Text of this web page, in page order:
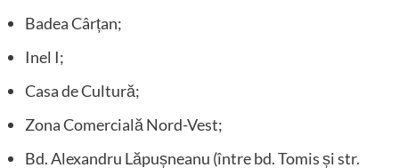
Badea Cârțan;
Inel I;
Casa de Cultură;
Zona Comercială Nord-Vest;
Bd. Alexandru Lăpușneanu (între bd. Tomis și str.